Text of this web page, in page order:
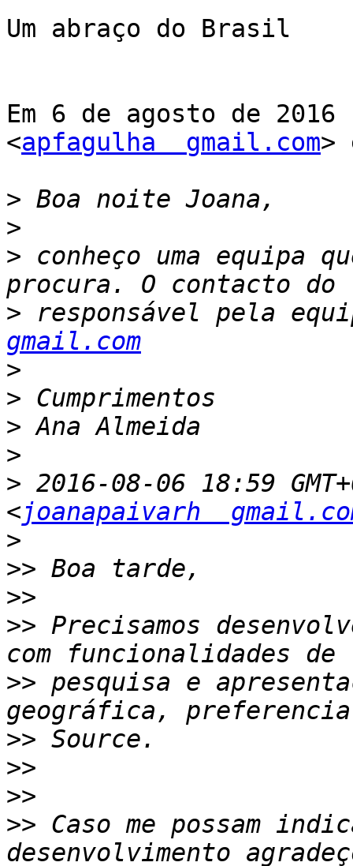
Um abraço do Brasil
Em 6 de agosto de
<apfagulha  gmail.com>
>
>
> conheço uma equipa
> responsável pela
gmail.com
>
>
>
>
> 2016-08-06 18:59
<joanapaivarh
>
>>
>>
>> Precisamos
>> pesquisa e
>>
>>
>>
>> Caso me possam